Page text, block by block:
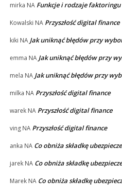
mirka NA Funkcje i rodzaje faktoringu
Kowalski NA Przyszłość digital finance
kiki NA Jak uniknąć błędów przy
emma NA Jak uniknąć błędów przy
mela NA Jak uniknąć błędów przy
milka NA Przyszłość digital finance
warek NA Przyszłość digital finance
ving NA Przyszłość digital finance
anka NA Co obniża składkę
jarek NA Co obniża składkę
Marek NA Co obniża składkę